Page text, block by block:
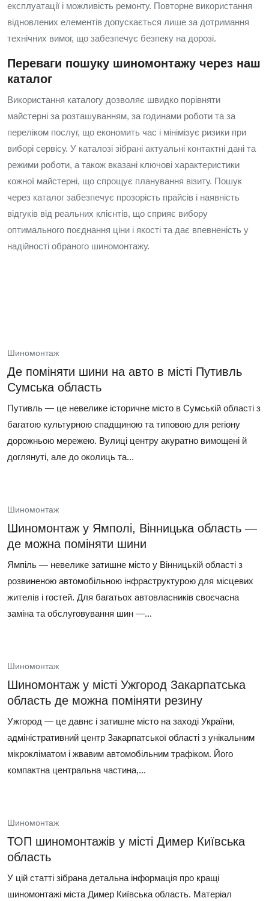
експлуатації і можливість ремонту. Повторне використання
відновлених елементів допускається лише за дотримання
технічних вимог, що забезпечує безпеку на дорозі.
Переваги пошуку шиномонтажу через наш
каталог
Використання каталогу дозволяє швидко порівняти
майстерні за розташуванням, за годинами роботи та за
переліком послуг, що економить час і мінімізує ризики при
виборі сервісу. У каталозі зібрані актуальні контактні дані та
режими роботи, а також вказані ключові характеристики
кожної майстерні, що спрощує планування візиту. Пошук
через каталог забезпечує прозорість прайсів і наявність
відгуків від реальних клієнтів, що сприяє вибору
оптимального поєднання ціни і якості та дає впевненість у
надійності обраного шиномонтажу.
Шиномонтаж
Де поміняти шини на авто в місті Путивль
Сумська область
Путивль — це невелике історичне місто в Сумській області з
багатою культурною спадщиною та типовою для регіону
дорожньою мережею. Вулиці центру акуратно вимощені й
доглянуті, але до околиць та...
Шиномонтаж
Шиномонтаж у Ямполі, Вінницька область —
де можна поміняти шини
Ямпіль — невелике затишне місто у Вінницькій області з
розвиненою автомобільною інфраструктурою для місцевих
жителів і гостей. Для багатьох автовласників своєчасна
заміна та обслуговування шин —...
Шиномонтаж
Шиномонтаж у місті Ужгород Закарпатська
область де можна поміняти резину
Ужгород — це давнє і затишне місто на заході України,
адміністративний центр Закарпатської області з унікальним
мікрокліматом і жвавим автомобільним трафіком. Його
компактна центральна частина,...
Шиномонтаж
ТОП шиномонтажів у місті Димер Київська
область
У цій статті зібрана детальна інформація про кращі
шиномонтажі міста Димер Київська область. Матеріал